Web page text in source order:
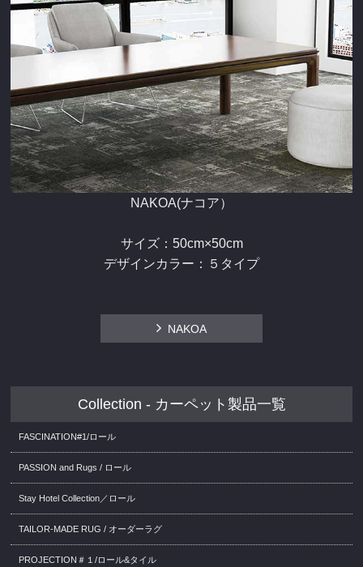
NAKOA(ナコア）
サイズ：50cm×50cm
デザインカラー：５タイプ
NAKOA
Collection - カーペット製品一覧
FASCINATION#1/ロール
PASSION and Rugs / ロール
Stay Hotel Collection／ロール
TAILOR-MADE RUG / オーダーラグ
PROJECTION＃１/ロール&タイル